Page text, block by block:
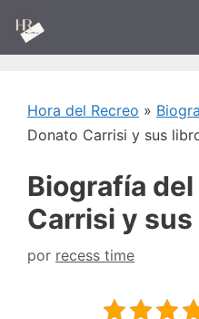
Saltar
contenido
Hora del Recreo »
Donato Carrisi y sus
Biografía
Carrisi y
por recess time